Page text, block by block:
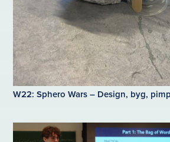
W22: Sphero Wars – Design, byg,